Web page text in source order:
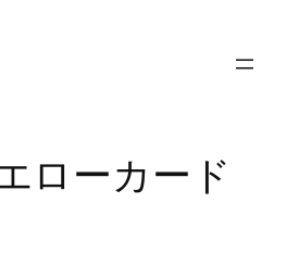
ローカード